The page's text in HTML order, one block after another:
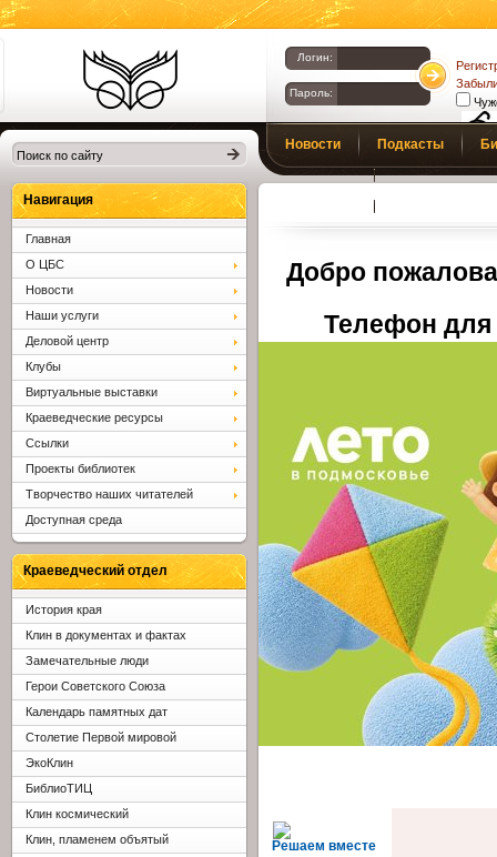
Библиотеки
Клина. Клинская
ЦБС.
Логин:
Пароль:
Новости Подкасты
Добро
Телефон для
Решаем вместе
Навигация
Главная
О ЦБС
Новости
Наши услуги
Деловой центр
Клубы
Виртуальные выставки
Краеведческие ресурсы
Ссылки
Проекты библиотек
Творчество наших читателей
Доступная среда
Краеведческий отдел
История края
Клин в документах и фактах
Замечательные люди
Герои Советского Союза
Календарь памятных дат
Столетие Первой мировой
ЭкоКлин
БиблиоТИЦ
Клин космический
Клин, пламенем объятый